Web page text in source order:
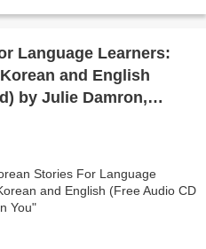
Language Learners:
and English
by Julie Damron,